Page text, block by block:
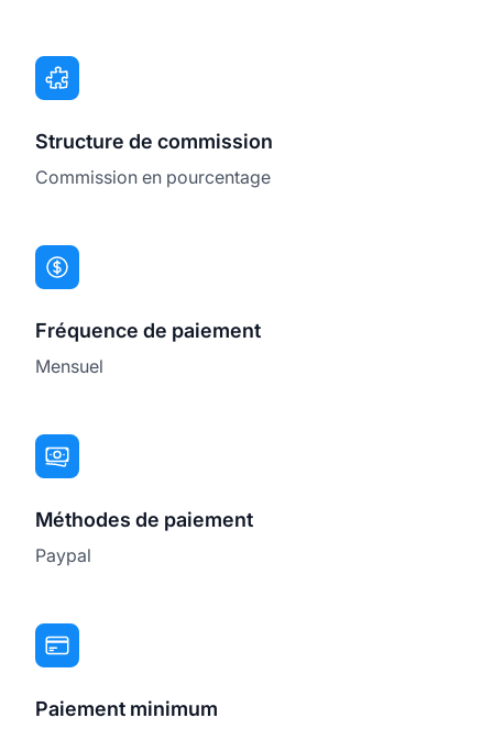
Structure de commission
Commission en pourcentage
Fréquence de paiement
Mensuel
Méthodes de paiement
Paypal
Paiement minimum